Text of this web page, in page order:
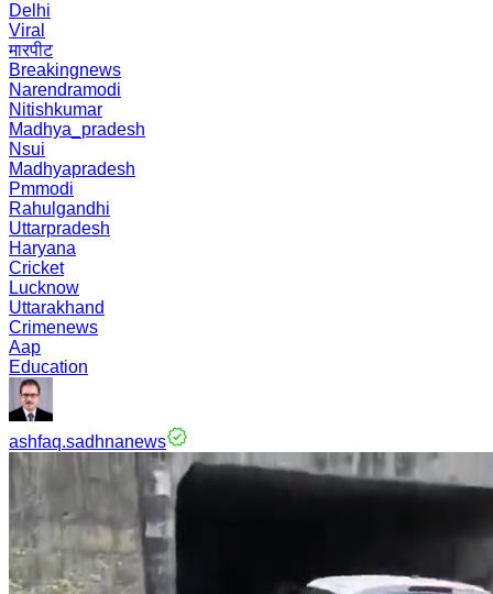
Delhi
Viral
मारपीट
Breakingnews
Narendramodi
Nitishkumar
Madhya_pradesh
Nsui
Madhyapradesh
Pmmodi
Rahulgandhi
Uttarpradesh
Haryana
Cricket
Lucknow
Uttarakhand
Crimenews
Aap
Education
ashfaq.sadhnanews